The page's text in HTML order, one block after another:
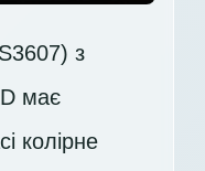
з
має
колірне